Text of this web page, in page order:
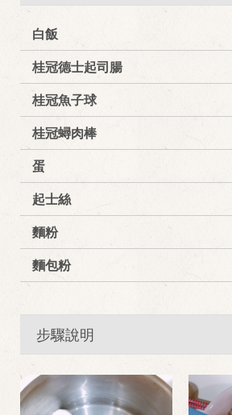
白飯
桂冠德士起司腸
桂冠魚子球
桂冠蟳肉棒
蛋
起士絲
麵粉
麵包粉
步驟說明